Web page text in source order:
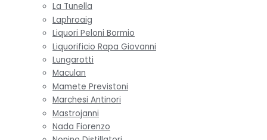
La Tunella
Laphroaig
Liquori Peloni Bormio
Liquorificio Rapa Giovanni
Lungarotti
Maculan
Mamete Previstoni
Marchesi Antinori
Mastrojanni
Nada Fiorenzo